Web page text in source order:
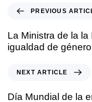
PREVIOUS
La Ministra de la
igualdad de
NEXT ARTICLE
Día Mundial de la